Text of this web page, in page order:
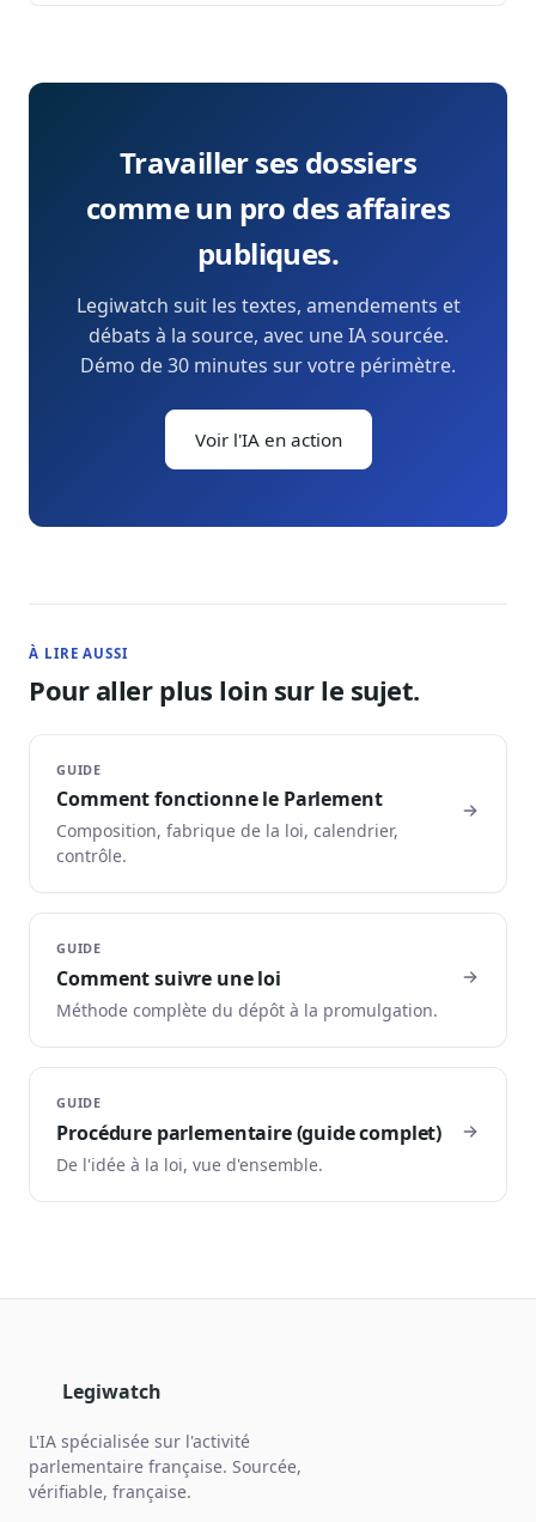
Travailler ses dossiers
comme un pro des affaires
publiques.
Legiwatch suit les textes, amendements et
débats à la source, avec une IA sourcée.
Démo de 30 minutes sur votre périmètre.
Voir l'IA en action
À LIRE AUSSI
Pour aller plus loin sur le sujet.
GUIDE
Comment fonctionne le Parlement
Composition, fabrique de la loi, calendrier,
contrôle.
GUIDE
Comment suivre une loi
Méthode complète du dépôt à la promulgation.
GUIDE
Procédure parlementaire (guide complet)
De l'idée à la loi, vue d'ensemble.
Legiwatch
L'IA spécialisée sur l'activité
parlementaire française. Sourcée,
vérifiable, française.